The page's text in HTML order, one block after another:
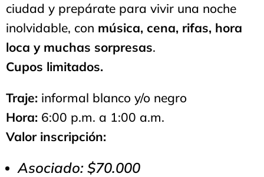
ciudad y prepárate para vivir una noche
inolvidable, con música, cena, rifas, hora
loca y muchas sorpresas.
Cupos limitados.
Traje: informal blanco y/o negro
Hora: 6:00 p.m. a 1:00 a.m.
Valor inscripción:
Asociado: $70.000